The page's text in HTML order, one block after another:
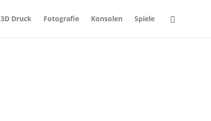
3D Druck Fotografie Konsolen Spiele